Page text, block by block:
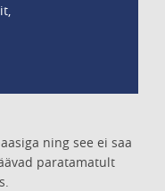
ning see ei saa
paratamatult